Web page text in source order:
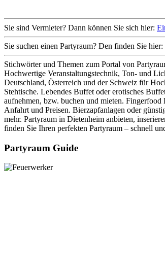
Sie sind Vermieter? Dann können Sie sich hier:
Sie suchen einen Partyraum? Den finden Sie hier:
Stichwörter und Themen zum Portal von
Hochwertige Veranstaltungstechnik, Ton- und
Deutschland, Österreich und der Schweiz für
Stehtische. Lebendes Buffet oder erotisches
aufnehmen, bzw. buchen und mieten.
Anfahrt und Preisen. Bierzapfanlagen oder
mehr. Partyraum in Dietenheim anbieten,
finden Sie Ihren perfekten Partyraum – schnell
Partyraum Guide